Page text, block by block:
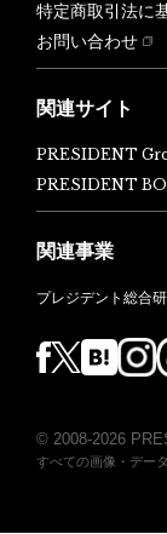
特定商取引法に
お問い合わせ
関連サイト
PRESIDENT
PRESIDENT
関連事業
プレジデント総合
© 2008-2026
すべての画像・デー